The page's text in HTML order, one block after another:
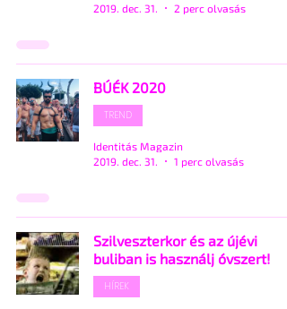
2019. dec. 31.
2 perc olvasás
BÚÉK 2020
TREND
Identitás Magazin
2019. dec. 31.
1 perc olvasás
Szilveszterkor és az újévi
buliban is használj óvszert!
HÍREK